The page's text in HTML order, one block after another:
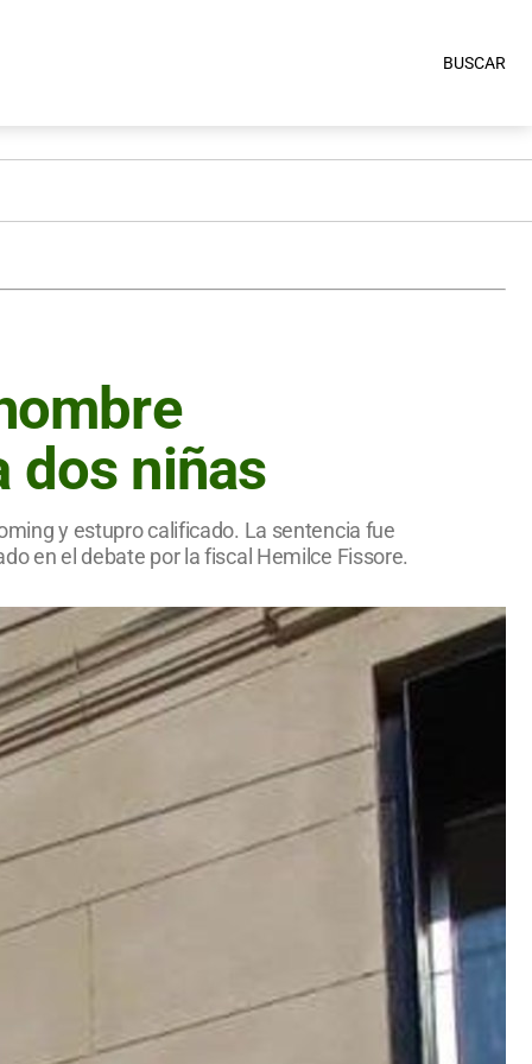
BUSCAR
dos niñas
y estupro calificado. La sentencia fue
en el debate por la fiscal Hemilce Fissore.